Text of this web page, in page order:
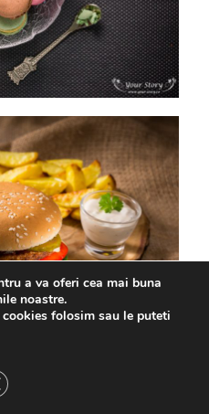
a va oferi cea mai buna
noastre.
folosim sau le puteti
GDPR Cookie Banner